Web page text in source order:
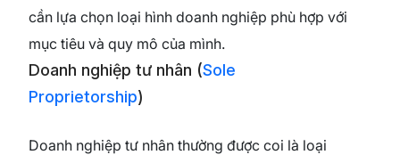
cần lựa chọn loại hình doanh nghiệp phù hợp với
mục tiêu và quy mô của mình.
Doanh nghiệp tư nhân (Sole
Proprietorship)
Doanh nghiệp tư nhân thường được coi là loại